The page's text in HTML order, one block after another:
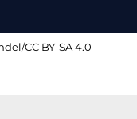
CC BY-SA 4.0